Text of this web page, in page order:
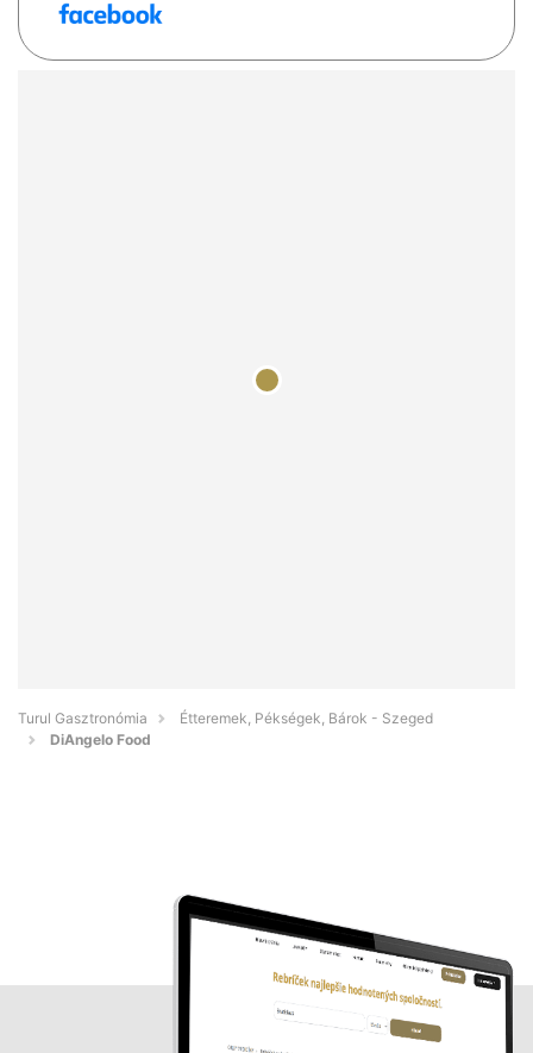
Turul Gasztronómia
Étteremek, Pékségek, Bárok - Szeged
DiAngelo Food